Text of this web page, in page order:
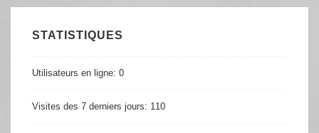
STATISTIQUES
Utilisateurs en ligne: 0
Visites des 7 derniers jours: 110